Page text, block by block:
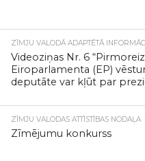
ZĪMJU VALODĀ ADAPTĒTĀ
Videoziņas Nr. 6 “Pirmoreiz
Eiroparlamenta (EP)
deputāte var kļūt par
ZĪMJU VALODAS ATTĪSTĪBAS NODAĻA
Zīmējumu konkurss